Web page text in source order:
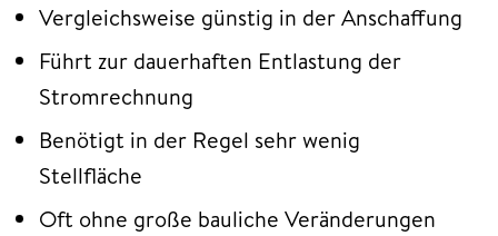
Vergleichsweise günstig in der Anschaffung
Führt zur dauerhaften Entlastung der
Stromrechnung
Benötigt in der Regel sehr wenig
Stellfläche
Oft ohne große bauliche Veränderungen